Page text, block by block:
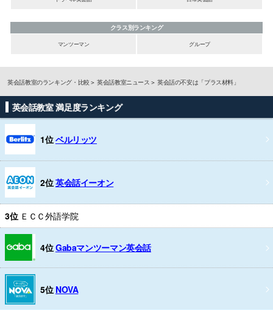
クラス別ランキング
マンツーマン
グループ
英会話教室のランキング・比較 英会話教室ニュース 英会話の不安は「プラス材料」
英会話教室 満足度ランキング
1位ベルリッツ
2位英会話イーオン
3位 ＥＣＣ外語学院
4位Gabaマンツーマン英会話
5位 NOVA